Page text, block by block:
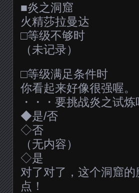
■炎之洞窟
火精莎拉曼达
□等级不够时
（未记录）
□等级满足条件时
你看起来好像很强喔。
・・・要挑战炎之试炼
◆是/否
◇否
（无内容）
◇是
对了对了，这个洞窟
点！